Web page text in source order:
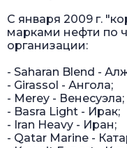
С января 2009 г.
марками нефти по
организации:
- Saharan Blend -
- Girassol - Ангола;
- Merey - Венесуэла;
- Basra Light - Ирак;
- Iran Heavy - Иран;
- Qatar Marine -